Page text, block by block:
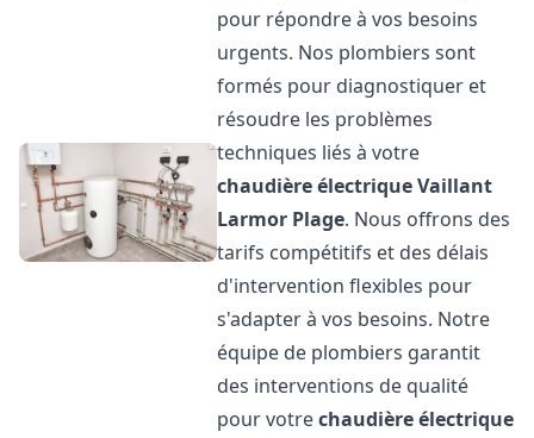
pour répondre à vos besoins
urgents. Nos plombiers sont
formés pour diagnostiquer et
résoudre les problèmes
techniques liés à votre
chaudière électrique Vaillant
Larmor Plage. Nous offrons des
tarifs compétitifs et des délais
d'intervention flexibles pour
s'adapter à vos besoins. Notre
équipe de plombiers garantit
des interventions de qualité
pour votrechaudière électrique